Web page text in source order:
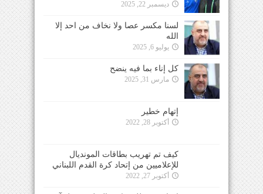
ديسمبر 22, 2025
لسنا مكسر عصا ولا نخاف من احد إلا
الله
يوليو 6, 2025
كل إناء بما فيه ينضح
مارس 31, 2025
إتهام خطير
أكتوبر 28, 2022
كيف تم تهريب بطاقات المونديال
للإعلاميين من إتحاد كرة القدم اللبناني
أكتوبر 27, 2022